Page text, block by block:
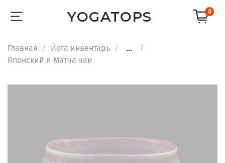
YOGATOPS 0
Главная Йога инвентарь
...
Японский и Матча чаи